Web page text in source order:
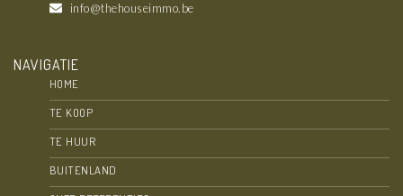
info@thehouseimmo.be
NAVIGATIE
HOME
TE KOOP
TE HUUR
BUITENLAND